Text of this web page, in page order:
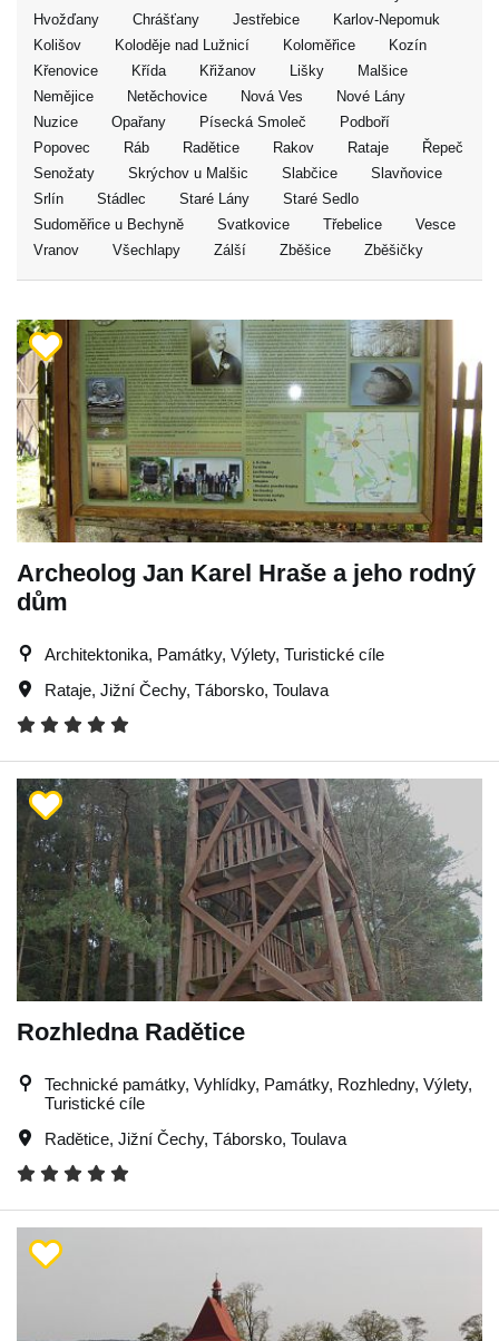
Hvožďany
Chrášťany Jestřebice
Karlov-Nepomuk
Kolišov
Koloděje nad Lužnicí Koloměřice
Kozín
Křenovice
Křída Křižanov Lišky
Malšice
Nemějice
Netěchovice Nová Ves
Nové Lány
Nuzice
Opařany Písecká Smoleč
Podboří
Popovec
Ráb Radětice Rakov Rataje
Řepeč
Senožaty
Skrýchov u Malšic Slabčice
Slavňovice
Srlín
Stádlec Staré Lány
Staré Sedlo
Sudoměřice u Bechyně
Svatkovice Třebelice
Vesce
Vranov
Všechlapy Zálší Zběšice Zběšičky
Archeolog Jan Karel Hraše a jeho rodný
dům
Architektonika, Památky, Výlety, Turistické cíle
Rataje, Jižní Čechy, Táborsko, Toulava
Rozhledna Radětice
Technické památky, Vyhlídky, Památky, Rozhledny, Výlety,
Turistické cíle
Radětice, Jižní Čechy, Táborsko, Toulava